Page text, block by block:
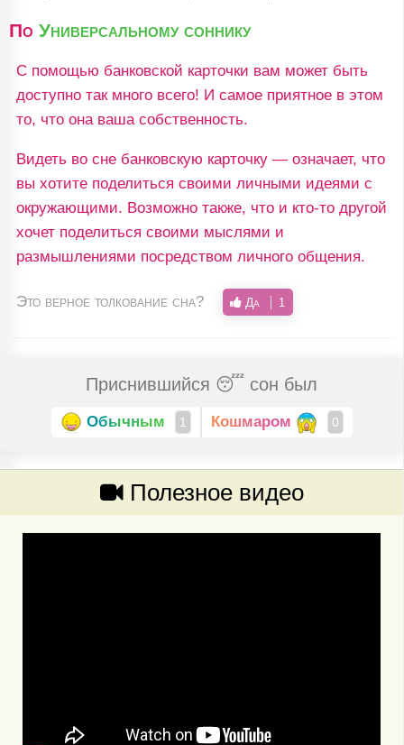
По Универсальному соннику
С помощью банковской карточки вам может быть
доступно так много всего! И самое приятное в этом
то, что она ваша собственность.
Видеть во сне банковскую карточку — означает, что
вы хотите поделиться своими личными идеями с
окружающими. Возможно также, что и кто-то другой
хочет поделиться своими мыслями и
размышлениями посредством личного общения.
Это верное толкование сна? Да 1
Приснившийся 😴 сон был
Обычным 1 Кошмаром 0
Полезное видео